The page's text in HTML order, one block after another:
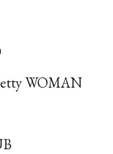
WOMAN